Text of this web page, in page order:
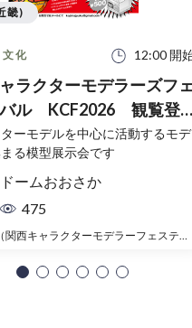
化 12:00 開
ラクターモデラーズフ
バル KCF2026 観覧登
ト（無料）
ーモデルを中心に活動するモデ
る模型展示会です
ームおおさか
475
畿)